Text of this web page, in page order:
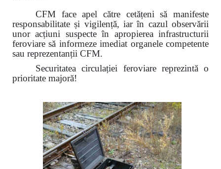
CFM face apel către cetățeni să manifeste
responsabilitate și vigilență, iar în cazul observării
unor acțiuni suspecte în apropierea infrastructurii
feroviare să informeze imediat organele competente
sau reprezentanții CFM.
Securitatea circulației feroviare reprezintă o
prioritate majoră!